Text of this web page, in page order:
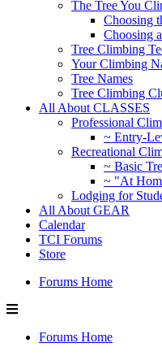
The Tree You
Choosing
Choosing
Tree Climbing
Your Climbing
Tree Names
Tree Climbing
All About CLASSES
Professional
~ Entry-
Recreational
~ Basic
~ "At
Lodging for
All About GEAR
Calendar
TCI Forums
Store
Forums Home
Forums Home